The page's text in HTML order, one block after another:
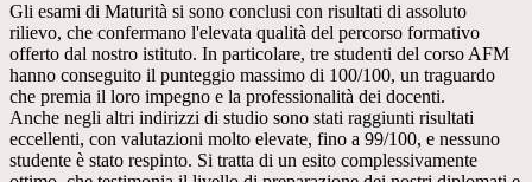
Gli esami di Maturità si sono conclusi con risultati di assoluto
rilievo, che confermano l'elevata qualità del percorso formativo
offerto dal nostro istituto. In particolare, tre studenti del corso AFM
hanno conseguito il punteggio massimo di 100/100, un traguardo
che premia il loro impegno e la professionalità dei docenti.
Anche negli altri indirizzi di studio sono stati raggiunti risultati
eccellenti, con valutazioni molto elevate, fino a 99/100, e nessuno
studente è stato respinto. Si tratta di un esito complessivamente